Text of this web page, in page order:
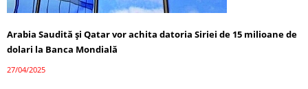
Arabia Saudită și Qatar vor achita datoria Siriei de 15 milioane de
dolari la Banca Mondială
27/04/2025